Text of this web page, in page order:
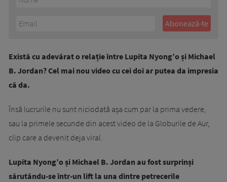
Există cu adevărat o relație între Lupita Nyong’o și Michael
B. Jordan? Cel mai nou video cu cei doi ar putea da impresia
că da.
Însă lucrurile nu sunt niciodată așa cum par la prima vedere,
sau la primele secunde din acest video de la Globurile de Aur,
clip care a devenit deja viral.
Lupita Nyong’o și Michael B. Jordan au fost surprinși
sărutându-se într-un lift la una dintre petrecerile